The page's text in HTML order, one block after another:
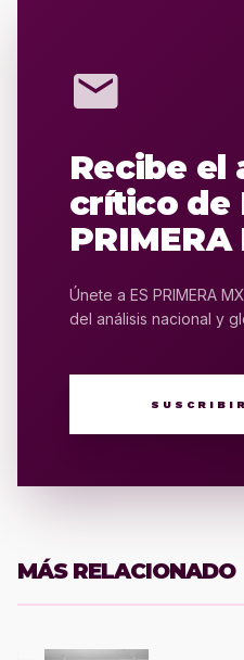
mail
Recibe el
crítico de
PRIMERA
Únete a ES PRIMERA
del análisis nacional y
MÁS RELACIONADO